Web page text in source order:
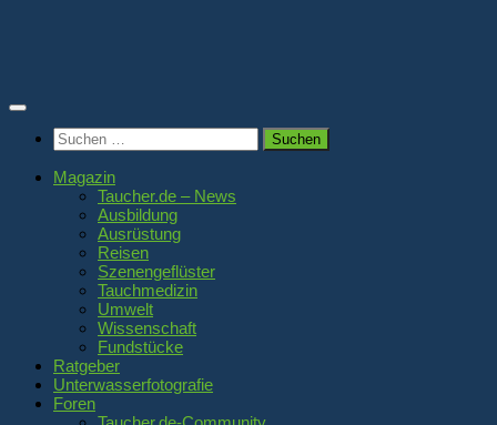
Suchen
nach:
Magazin
Taucher.de – News
Ausbildung
Ausrüstung
Reisen
Szenengeflüster
Tauchmedizin
Umwelt
Wissenschaft
Fundstücke
Ratgeber
Unterwasserfotografie
Foren